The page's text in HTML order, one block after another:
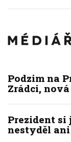
Podzim na
Zrádci,
Prezident si
nestyděl